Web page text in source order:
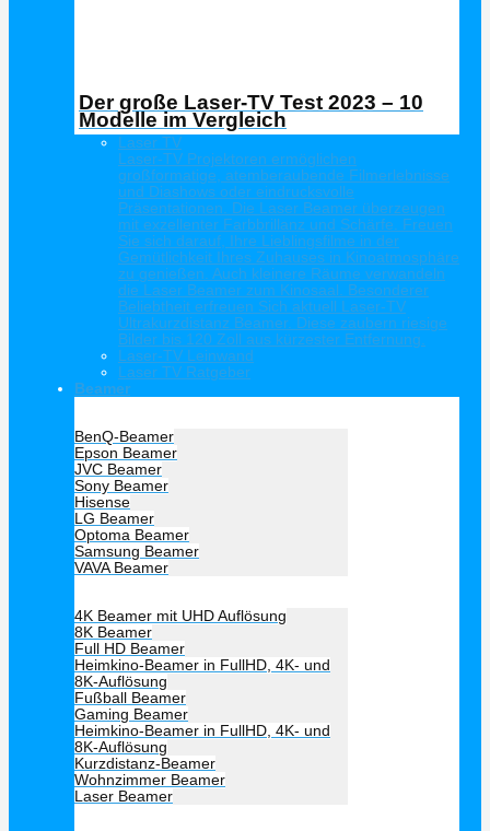
Der große Laser-TV Test 2023 – 10
Modelle im Vergleich
Laser TV
Laser-TV Projektoren ermöglichen
großformatige, atemberaubende Filmerlebnisse
und Diashows oder eindrucksvolle
Präsentationen. Die Laser Beamer überzeugen
mit exzellenter Farbbrillanz und Schärfe. Freuen
Sie sich darauf, Ihre Lieblingsfilme in der
Gemütlichkeit Ihres Zuhauses in Kinoatmosphäre
zu genießen. Auch kleinere Räume verwandeln
die Laser Beamer zum Kinosaal. Besonderer
Beliebtheit erfreuen Sich aktuell Laser-TV
Ultrakurzdistanz Beamer. Diese zaubern riesige
Bilder bis 120 Zoll aus kürzester Entfernung.
Laser-TV Leinwand
Laser TV Ratgeber
Beamer
BenQ-Beamer
Epson Beamer
JVC Beamer
Sony Beamer
Hisense
LG Beamer
Optoma Beamer
Samsung Beamer
VAVA Beamer
4K Beamer mit UHD Auflösung
8K Beamer
Full HD Beamer
Heimkino-Beamer in FullHD, 4K- und
8K-Auflösung
Fußball Beamer
Gaming Beamer
Heimkino-Beamer in FullHD, 4K- und
8K-Auflösung
Kurzdistanz-Beamer
Wohnzimmer Beamer
Laser Beamer